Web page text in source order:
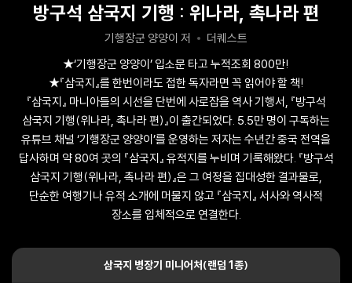
방구석 삼국지 기행 : 위나라, 촉나라 편
기행장군 양양이 저
더퀘스트
★‘기행장군 양양이’ 입소문 타고 누적조회 800만!
★『삼국지』를 한번이라도 접한 독자라면 꼭 읽어야 할 책!
『삼국지』 마니아들의 시선을 단번에 사로잡을 역사 기행서, 『방구석
삼국지 기행(위나라, 촉나라 편)』이 출간되었다. 5.5만 명이 구독하는
유튜브 채널 ‘기행장군 양양이’를 운영하는 저자는 수년간 중국 전역을
답사하며 약 80여 곳의 『삼국지』 유적지를 누비며 기록해왔다. 『방구석
삼국지 기행(위나라, 촉나라 편)』은 그 여정을 집대성한 결과물로,
단순한 여행기나 유적 소개에 머물지 않고 『삼국지』 서사와 역사적
장소를 입체적으로 연결한다.
삼국지 병장기 미니어처(랜덤 1종)